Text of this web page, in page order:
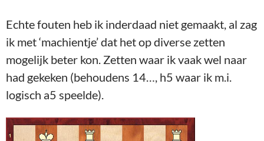
Echte fouten heb ik inderdaad niet gemaakt, al zag
ik met ‘machientje’ dat het op diverse zetten
mogelijk beter kon. Zetten waar ik vaak wel naar
had gekeken (behoudens 14…, h5 waar ik m.i.
logisch a5 speelde).